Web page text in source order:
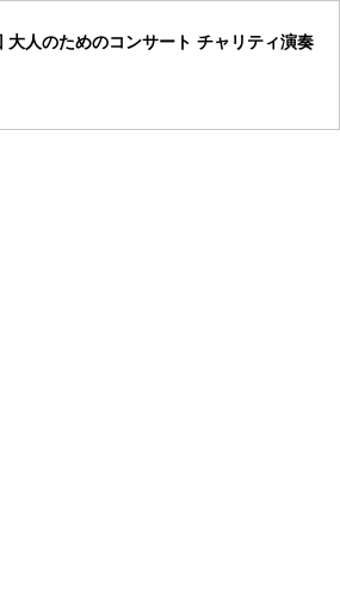
人のためのコンサート チャリティ演奏